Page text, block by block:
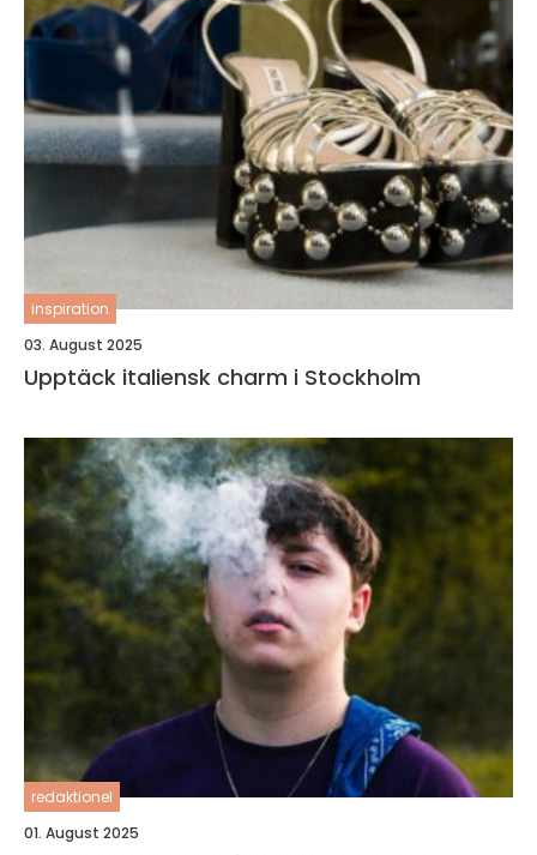
inspiration
03. August 2025
Upptäck italiensk charm i Stockholm
redaktionel
01. August 2025